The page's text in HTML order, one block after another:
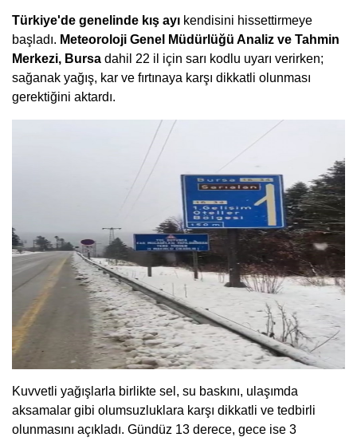
Türkiye'de genelinde kış ayı kendisini hissettirmeye
başladı. Meteoroloji Genel Müdürlüğü Analiz ve Tahmin
Merkezi, Bursa dahil 22 il için sarı kodlu uyarı verirken;
sağanak yağış, kar ve fırtınaya karşı dikkatli olunması
gerektiğini aktardı.
Kuvvetli yağışlarla birlikte sel, su baskını, ulaşımda
aksamalar gibi olumsuzluklara karşı dikkatli ve tedbirli
olunmasını açıkladı. Gündüz 13 derece, gece ise 3